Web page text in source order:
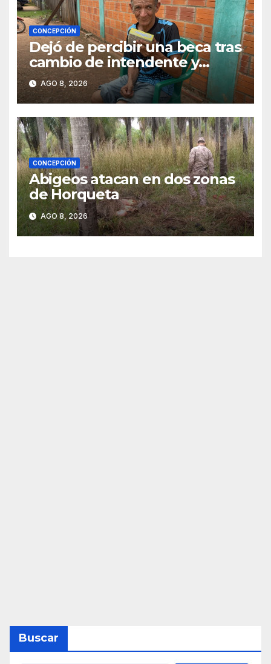
CONCEPCIÓN
Dejó de percibir una beca tras
cambio de intendente y
ahora vende caramelos para
subsistir
AGO 8, 2026
CONCEPCIÓN
Abigeos atacan en dos zonas
de Horqueta
AGO 8, 2026
Buscar